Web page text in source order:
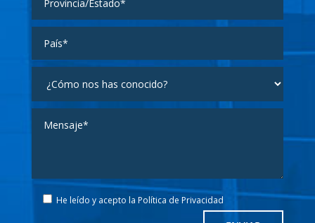
He leído y acepto la Política de Privacidad